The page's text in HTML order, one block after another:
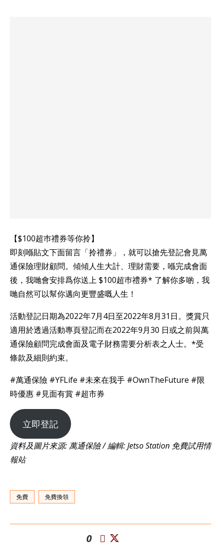
【$100超巿禮券等你拎】
即刻喺貼文下面留言「拎禮券」，就可以搶先登記會見萬
通保險理財顧問。傾傾人生大計、理財需要，喺完成會面
後，我哋會安排爲你送上 $100超巿禮券* 了解你多啲，我
哋自然可以幫你邁向更豐盛嘅人生！
活動登記日期為2022年7月4日至2022年8月31日。獎賞只
適用於透過活動專頁登記而在2022年9月30 日或之前與萬
通保險顧問完成會面及電子財務需要分析表之人士。*受
條款及細則約束。
#萬通保險 #YFLife #未來在我手 #OwnTheFuture #限
時優惠 #見面有賞 #超市券
立即登記
資料及圖片來源: 萬通保險 / 編輯: Jetso Station 免費試用情
報站
免費 免費換領
0